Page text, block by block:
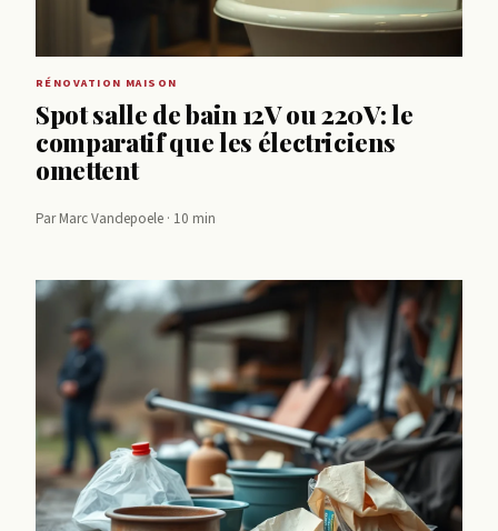
RÉNOVATION MAISON
Spot salle de bain 12V ou 220V: le
comparatif que les électriciens
omettent
Par Marc Vandepoele · 10 min